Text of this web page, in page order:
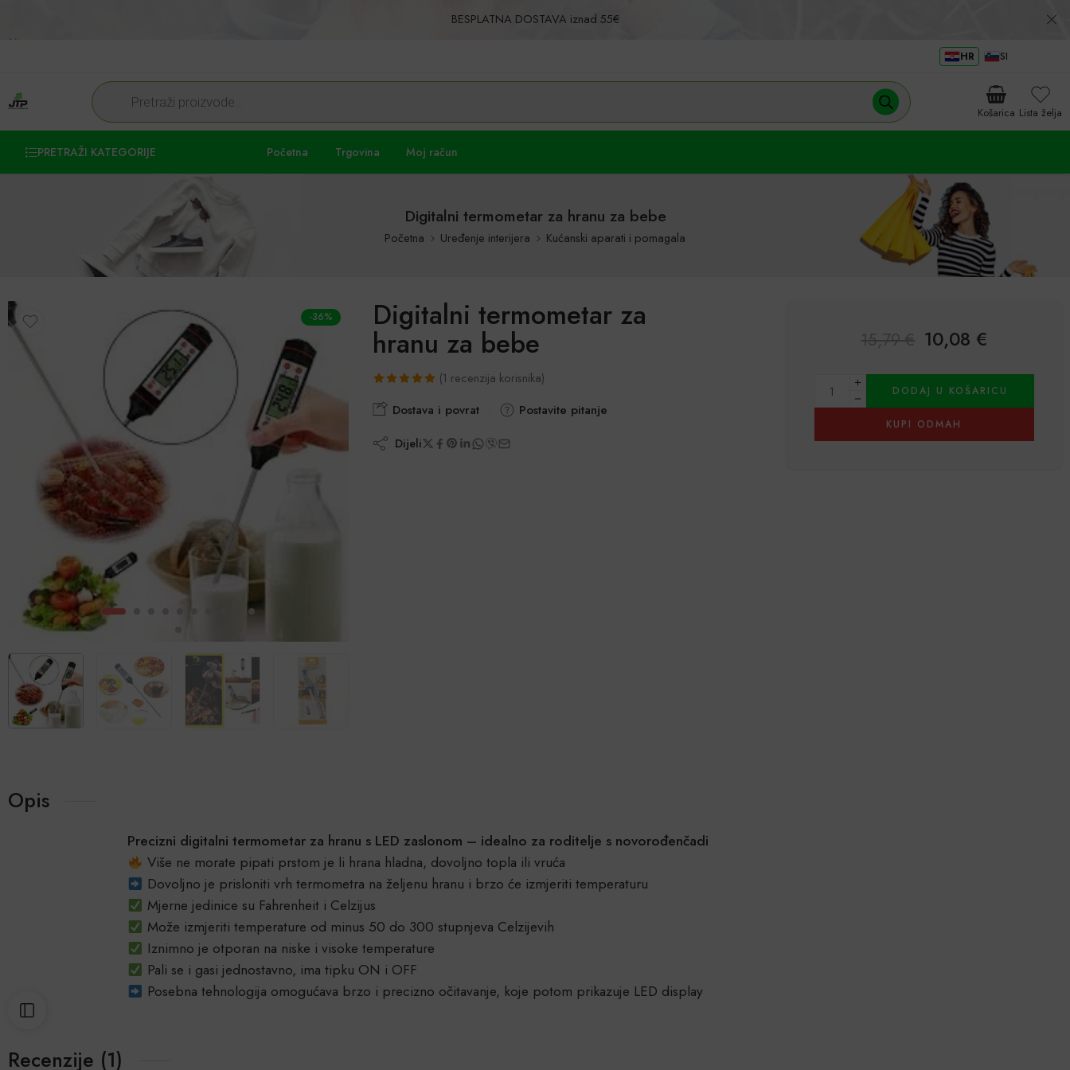
BESPLATNA DOSTAVA iznad 55€
HR SI
Košarica Lista želja
PRETRAŽI KATEGORIJE Početna Trgovina Moj račun
Digitalni termometar za hranu za bebe
Početna Uređenje interijera Kućanski aparati i pomagala
-36% Digitalni termometar za
hranu za bebe
Korisnička
ocjena:
5.00
ukupno 5 (
(1 recenzija korisnika)
Dostava i povrat Postavite pitanje
Dijeli
15,79€ 10,08 €
DODAJ U KOŠARICU
KUPI ODMAH
Alternative:
Opis
Precizni digitalni termometar za hranu s LED zaslonom – idealno za roditelje s novorođenčadi
Više ne morate pipati prstom je li hrana hladna, dovoljno topla ili vruća
Dovoljno je prisloniti vrh termometra na željenu hranu i brzo će izmjeriti temperaturu
Mjerne jedinice su Fahrenheit i Celzijus
Može izmjeriti temperature od minus 50 do 300 stupnjeva Celzijevih
Iznimno je otporan na niske i visoke temperature
Pali se i gasi jednostavno, ima tipku ON i OFF
Posebna tehnologija omogućava brzo i precizno očitavanje, koje potom prikazuje LED display
Recenzije (1)